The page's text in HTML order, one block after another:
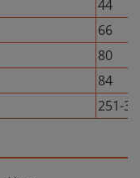
44
66
80
84
251-